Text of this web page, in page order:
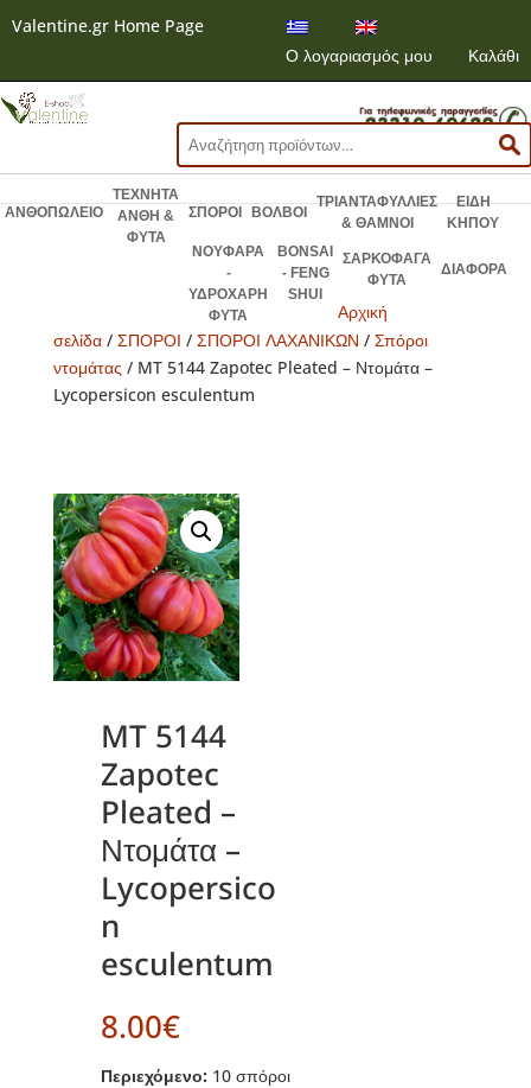
Valentine.gr Home Page
Ο λογαριασμός μου
Καλάθι
Αναζήτηση
για:
ΑΝΘΟΠΩΛΕΙΟ
ΤΕΧΝΗΤΑ
ΑΝΘΗ &
ΦΥΤΑ
ΣΠΟΡΟΙ ΒΟΛΒΟΙ
ΤΡΙΑΝΤΑΦΥΛΛΙΕΣ
& ΘΑΜΝΟΙ
ΕΙΔΗ
ΚΗΠΟΥ
ΝΟΥΦΑΡΑ
-
ΥΔΡΟΧΑΡΗ
ΦΥΤΑ
BONSAI
- FENG
SHUI
ΣΑΡΚΟΦΑΓΑ
ΦΥΤΑ
ΔΙΑΦΟΡΑ
Αρχική
σελίδα/ ΣΠΟΡΟΙ / ΣΠΟΡΟΙ ΛΑΧΑΝΙΚΩΝ / Σπόροι
ντομάτας / MT 5144 Zapotec Pleated – Ντομάτα –
Lycopersicon esculentum
MT 5144
Zapotec
Pleated –
Ντομάτα –
Lycopersico
n
esculentum
8.00€
Περιεχόμενο: 10 σπόροι